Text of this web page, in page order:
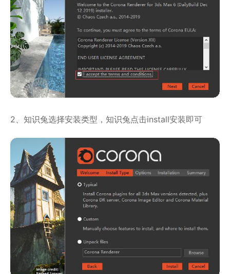
2、知识兔选择安装类型，知识兔点击install安装即可